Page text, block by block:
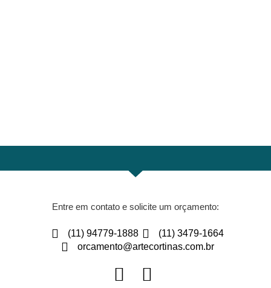
Entre em contato e solicite um orçamento:
(11) 94779-1888
(11) 3479-1664
orcamento@artecortinas.com.br